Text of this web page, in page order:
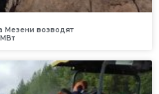
Мезени возводят